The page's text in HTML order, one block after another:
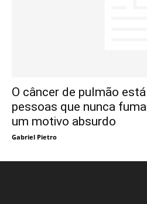
O câncer de pulmão
pessoas que nunca
um motivo absurdo
Gabriel Pietro